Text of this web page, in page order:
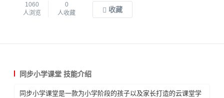
1060
人浏览
0
人收藏
收藏
同步小学课堂 技能介绍
同步小学课堂是一款为小学阶段的孩子以及家长打造的云课堂学